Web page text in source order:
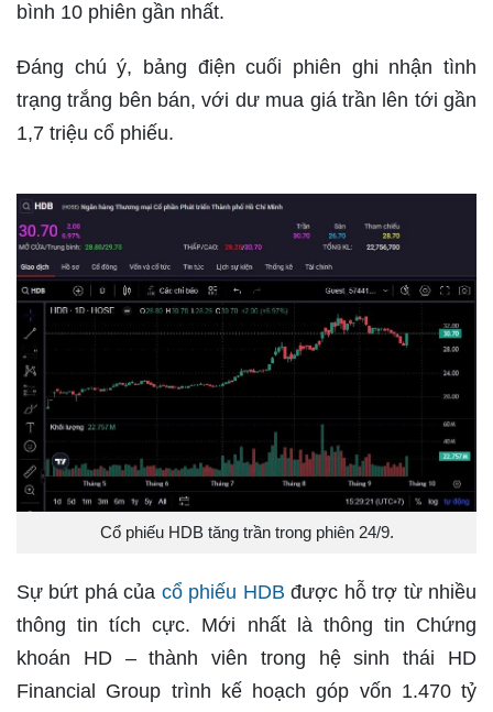
bình 10 phiên gần nhất.
Đáng chú ý, bảng điện cuối phiên ghi nhận tình
trạng trắng bên bán, với dư mua giá trần lên tới gần
1,7 triệu cổ phiếu.
Cổ phiếu HDB tăng trần trong phiên 24/9.
Sự bứt phá của cổ phiếu HDB được hỗ trợ từ nhiều
thông tin tích cực. Mới nhất là thông tin Chứng
khoán HD – thành viên trong hệ sinh thái HD
Financial Group trình kế hoạch góp vốn 1.470 tỷ